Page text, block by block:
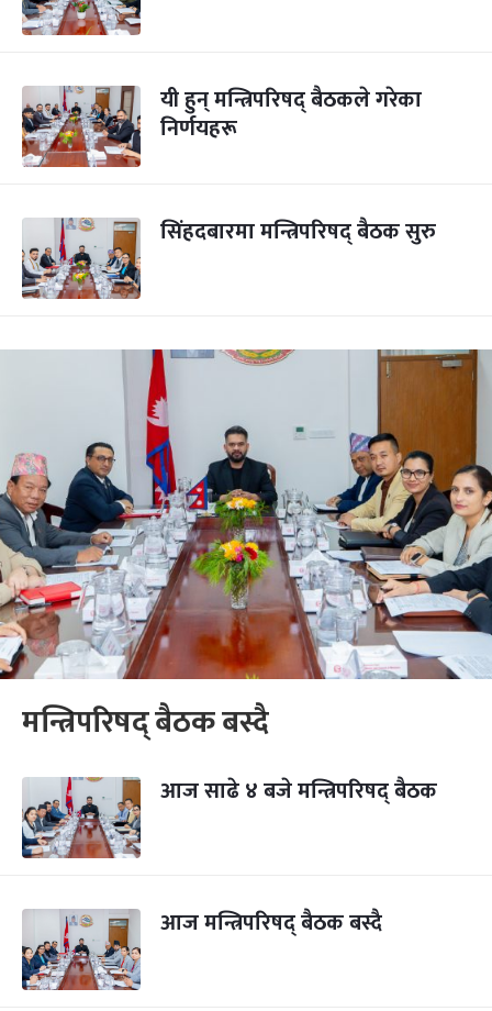
यी हुन् मन्त्रिपरिषद् बैठकले गरेका
निर्णयहरू
सिंहदबारमा मन्त्रिपरिषद् बैठक सुरु
मन्त्रिपरिषद् बैठक बस्दै
आज साढे ४ बजे मन्त्रिपरिषद् बैठक
आज मन्त्रिपरिषद् बैठक बस्दै